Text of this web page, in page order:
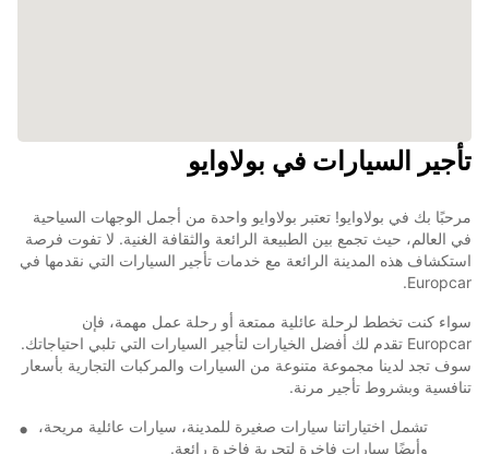
تأجير السيارات في بولاوايو
مرحبًا بك في بولاوايو! تعتبر بولاوايو واحدة من أجمل الوجهات السياحية
في العالم، حيث تجمع بين الطبيعة الرائعة والثقافة الغنية. لا تفوت فرصة
استكشاف هذه المدينة الرائعة مع خدمات تأجير السيارات التي نقدمها في
Europcar.
سواء كنت تخطط لرحلة عائلية ممتعة أو رحلة عمل مهمة، فإن
Europcar تقدم لك أفضل الخيارات لتأجير السيارات التي تلبي احتياجاتك.
سوف تجد لدينا مجموعة متنوعة من السيارات والمركبات التجارية بأسعار
تنافسية وبشروط تأجير مرنة.
تشمل اختياراتنا سيارات صغيرة للمدينة، سيارات عائلية مريحة،
وأيضًا سيارات فاخرة لتجربة فاخرة رائعة.